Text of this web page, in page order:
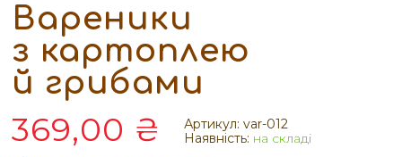
Вареники
з картоплею
й грибами
369,00 ₴ Артикул:var-012
Наявність: на складі